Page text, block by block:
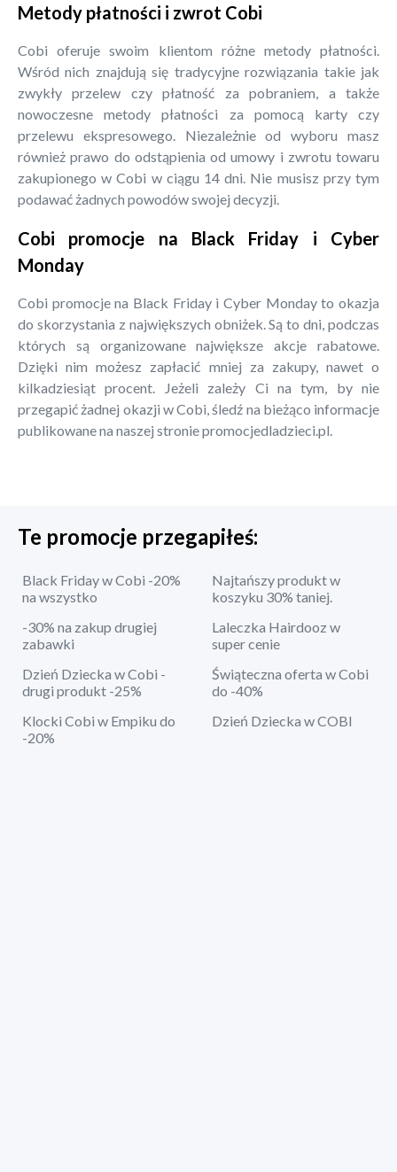
Metody płatności i zwrot Cobi
Cobi oferuje swoim klientom różne metody płatności.
Wśród nich znajdują się tradycyjne rozwiązania takie jak
zwykły przelew czy płatność za pobraniem, a także
nowoczesne metody płatności za pomocą karty czy
przelewu ekspresowego. Niezależnie od wyboru masz
również prawo do odstąpienia od umowy i zwrotu towaru
zakupionego w Cobi w ciągu 14 dni. Nie musisz przy tym
podawać żadnych powodów swojej decyzji.
Cobi promocje na Black Friday i Cyber
Monday
Cobi promocje na Black Friday i Cyber Monday to okazja
do skorzystania z największych obniżek. Są to dni, podczas
których są organizowane największe akcje rabatowe.
Dzięki nim możesz zapłacić mniej za zakupy, nawet o
kilkadziesiąt procent. Jeżeli zależy Ci na tym, by nie
przegapić żadnej okazji w Cobi, śledź na bieżąco informacje
publikowane na naszej stronie promocjedladzieci.pl.
Te promocje przegapiłeś:
Black Friday w Cobi -20%
na wszystko
Najtańszy produkt w
koszyku 30% taniej.
-30% na zakup drugiej
zabawki
Laleczka Hairdooz w
super cenie
Dzień Dziecka w Cobi -
drugi produkt -25%
Świąteczna oferta w Cobi
do -40%
Klocki Cobi w Empiku do
-20%
Dzień Dziecka w COBI